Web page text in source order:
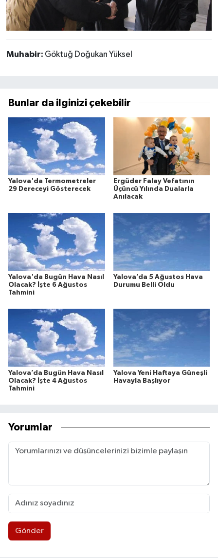
Muhabir: Göktuğ Doğukan Yüksel
Bunlar da ilginizi çekebilir
Yalova'da Termometreler
29 Dereceyi Gösterecek
Ergüder Falay Vefatının
Üçüncü Yılında Dualarla
Anılacak
Yalova'da Bugün Hava Nasıl
Olacak? İşte 6 Ağustos
Tahmini
Yalova’da 5 Ağustos Hava
Durumu Belli Oldu
Yalova’da Bugün Hava Nasıl
Olacak? İşte 4 Ağustos
Tahmini
Yalova Yeni Haftaya Güneşli
Havayla Başlıyor
Yorumlar
Gönder